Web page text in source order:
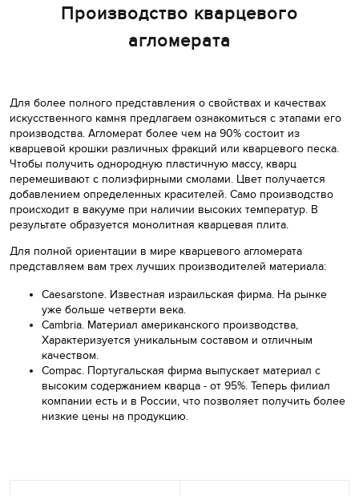
Производство кварцевого
агломерата
Для более полного представления о свойствах и качествах
искусственного камня предлагаем ознакомиться с этапами его
производства. Агломерат более чем на 90% состоит из
кварцевой крошки различных фракций или кварцевого песка.
Чтобы получить однородную пластичную массу, кварц
перемешивают с полиэфирными смолами. Цвет получается
добавлением определенных красителей. Само производство
происходит в вакууме при наличии высоких температур. В
результате образуется монолитная кварцевая плита.
Для полной ориентации в мире кварцевого агломерата
представляем вам трех лучших производителей материала:
Caesarstone. Известная израильская фирма. На рынке
уже больше четверти века.
Cambria. Материал американского производства,
Характеризуется уникальным составом и отличным
качеством.
Compac. Португальская фирма выпускает материал с
высоким содержанием кварца - от 95%. Теперь филиал
компании есть и в России, что позволяет получить более
низкие цены на продукцию.